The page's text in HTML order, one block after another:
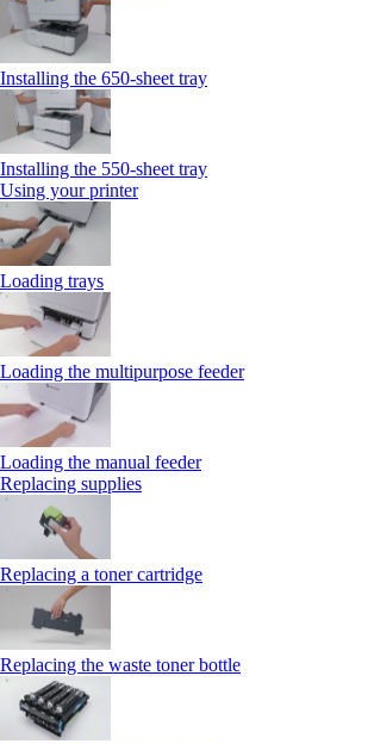
Installing the 650‑sheet tray
Installing the 550‑sheet tray
Using your printer
Loading trays
Loading the multipurpose feeder
Loading the manual feeder
Replacing supplies
Replacing a toner cartridge
Replacing the waste toner bottle